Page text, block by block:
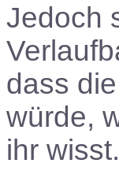
Jedoch
dass
würde,
ihr wisst.